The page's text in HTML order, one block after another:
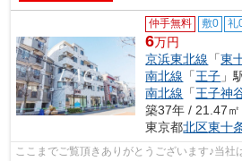
仲手無料 敷0 礼
6万円
京浜東北線 「東
南北線 「王子 」
南北線 「王子神
築37年 / 21.47㎡
東京都北区東十
ここまでご覧頂きありがとうございます♪当社